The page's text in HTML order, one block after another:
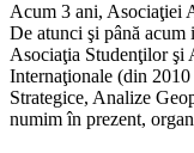
Acum 3 ani, Asociaţiei
De atunci şi până
Asociaţia Studenţilor şi
Internaţionale (din
Strategice, Analize
numim în prezent,